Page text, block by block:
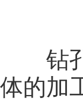
钻孔
体的加